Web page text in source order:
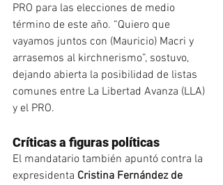
PRO para las elecciones de medio
término de este año. “Quiero que
vayamos juntos con (Mauricio) Macri y
arrasemos al kirchnerismo”, sostuvo,
dejando abierta la posibilidad de listas
comunes entre La Libertad Avanza (LLA)
y el PRO.
Críticas a figuras políticas
El mandatario también apuntó contra la
expresidenta Cristina Fernández de